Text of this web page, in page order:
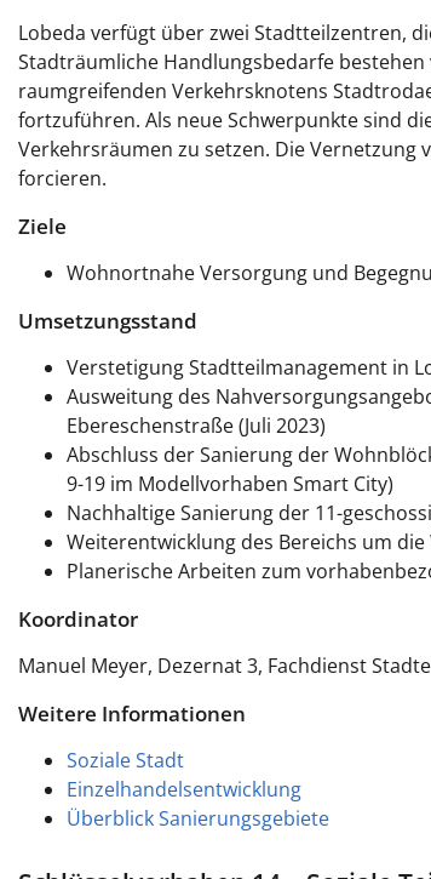
Lobeda verfügt über zwei Stadtteilzentren,
Stadträumliche Handlungsbedarfe
raumgreifenden Verkehrsknotens
fortzuführen. Als neue Schwerpunkte sind
Verkehrsräumen zu setzen. Die
forcieren.
Ziele
Wohnortnahe Versorgung und
Umsetzungsstand
Verstetigung Stadtteilmanagement in
Ausweitung des
Ebereschenstraße (Juli 2023)
Abschluss der Sanierung der
9-19 im Modellvorhaben Smart City)
Nachhaltige Sanierung der 11-
Weiterentwicklung des Bereichs um die
Planerische Arbeiten zum
Koordinator
Manuel Meyer, Dezernat 3, Fachdienst
Weitere Informationen
Soziale Stadt
Einzelhandelsentwicklung
Überblick Sanierungsgebiete